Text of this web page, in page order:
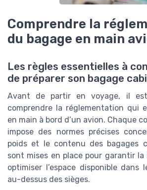
Comprendre la
du bagage en main
Les règles essentielles à
de préparer son bagage
Avant de partir en voyage, il
comprendre la réglementation qui
en main à bord d’un avion. Chaque
impose des normes précises
poids et le contenu des bagages
sont mises en place pour garantir
optimiser l’espace disponible dans
au-dessus des sièges.